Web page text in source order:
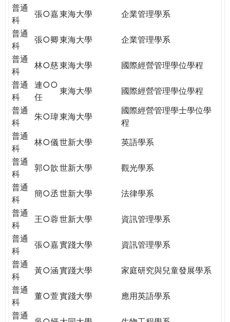
普通
科
張○嘉東海大學
企業管理學系
普通
科
張○卿東海大學
企業管理學系
普通
科
林○慈東海大學
國際經營管理學位學程
普通
科
連○○
任
東海大學
國際經營管理學位學程
普通
科
朱○瑋東海大學
國際經營管理學士學位學
程
普通
科
林○儀世新大學
英語學系
普通
科
郭○歆世新大學
觀光學系
普通
科
簡○丞世新大學
法律學系
普通
科
王○蓉世新大學
資訊管理學系
普通
科
張○嘉實踐大學
資訊管理學系
普通
科
黃○涵實踐大學
家庭研究與兒童發展學系
普通
科
董○萱實踐大學
應用英語學系
普通